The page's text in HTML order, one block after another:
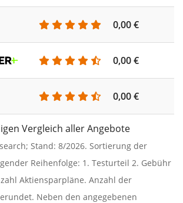
0,00 €
0,00 €
0,00 €
Vergleich aller Angebote
Stand: 8/2026. Sortierung der
Reihenfolge: 1. Testurteil 2. Gebühr
Aktiensparpläne. Anzahl der
Neben den angegebenen